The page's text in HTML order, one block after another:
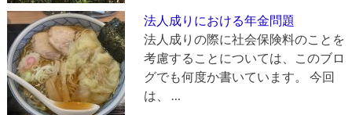
法人成りにおける年金問題
法人成りの際に社会保険料のことを
考慮することについては、このブロ
グでも何度か書いています。 今回
は、 …